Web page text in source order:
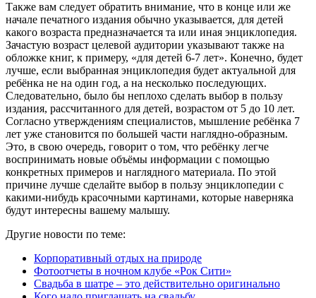
Также вам следует обратить внимание, что в конце или же
начале печатного издания обычно указывается, для детей
какого возраста предназначается та или иная энциклопедия.
Зачастую возраст целевой аудитории указывают также на
обложке книг, к примеру, «для детей 6-7 лет». Конечно, будет
лучше, если выбранная энциклопедия будет актуальной для
ребёнка не на один год, а на несколько последующих.
Следовательно, было бы неплохо сделать выбор в пользу
издания, рассчитанного для детей, возрастом от 5 до 10 лет.
Согласно утверждениям специалистов, мышление ребёнка 7
лет уже становится по большей части наглядно-образным.
Это, в свою очередь, говорит о том, что ребёнку легче
воспринимать новые объёмы информации с помощью
конкретных примеров и наглядного материала. По этой
причине лучше сделайте выбор в пользу энциклопедии с
какими-нибудь красочными картинами, которые наверняка
будут интересны вашему малышу.
Другие новости по теме:
Корпоративный отдых на природе
Фотоотчеты в ночном клубе «Рок Сити»
Свадьба в шатре – это действительно оригинально